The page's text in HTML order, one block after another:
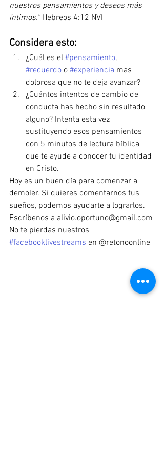
nuestros pensamientos y deseos más
íntimos.” Hebreos 4:12 NVI
Considera esto:
¿Cuál es el #pensamiento,
#recuerdo o #experiencia mas
dolorosa que no te deja avanzar?
¿Cuántos intentos de cambio de
conducta has hecho sin resultado
alguno? Intenta esta vez
sustituyendo esos pensamientos
con 5 minutos de lectura bíblica
que te ayude a conocer tu identidad
en Cristo.
Hoy es un buen día para comenzar a
demoler. Si quieres comentarnos tus
sueños, podemos ayudarte a lograrlos.
Escríbenos a alivio.oportuno@gmail.com
No te pierdas nuestros
#facebooklivestreams en @retonoonline